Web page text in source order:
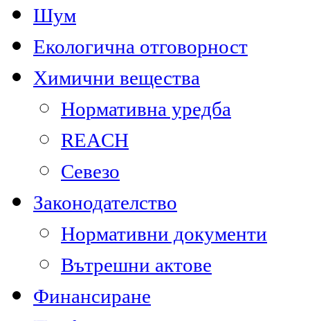
Шум
Екологична отговорност
Химични вещества
Нормативна уредба
REACH
Севезо
Законодателство
Нормативни документи
Вътрешни актове
Финансиране